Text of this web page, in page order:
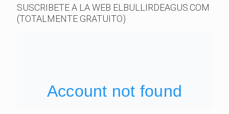
SUSCRIBETE A LA WEB ELBULLIRDEAGUS.COM
(TOTALMENTE GRATUITO)